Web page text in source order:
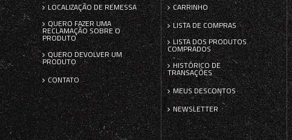
LOCALIZAÇÃO DE REMESSA
QUERO FAZER UMA
RECLAMAÇÃO SOBRE O
PRODUTO
QUERO DEVOLVER UM
PRODUTO
CONTATO
CARRINHO
LISTA DE COMPRAS
LISTA DOS PRODUTOS
COMPRADOS
HISTÓRICO DE
TRANSAÇÕES
MEUS DESCONTOS
NEWSLETTER